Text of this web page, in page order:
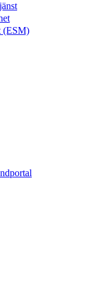
(ESM)